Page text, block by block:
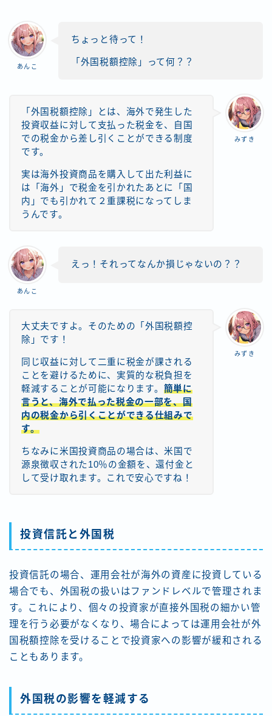
あんこ
ちょっと待って！
「外国税額控除」って何？？
みずき
「外国税額控除」とは、海外で発生した
投資収益に対して支払った税金を、自国
での税金から差し引くことができる制度
です。
実は海外投資商品を購入して出た利益に
は「海外」で税金を引かれたあとに「国
内」でも引かれて２重課税になってしま
うんです。
あんこ
えっ！それってなんか損じゃないの？？
みずき
大丈夫ですよ。そのための「外国税額控
除」です！
同じ収益に対して二重に税金が課される
ことを避けるために、実質的な税負担を
軽減することが可能になります。 簡単に
言うと、海外で払った税金の一部を、国
内の税金から引くことができる仕組みで
す。
ちなみに米国投資商品の場合は、米国で
源泉徴収された10％の金額を、還付金と
して受け取れます。これで安心ですね！
投資信託と外国税
投資信託の場合、運用会社が海外の資産に投資している
場合でも、外国税の扱いはファンドレベルで管理されま
す。これにより、個々の投資家が直接外国税の細かい管
理を行う必要がなくなり、場合によっては運用会社が外
国税額控除を受けることで投資家への影響が緩和される
こともあります。
外国税の影響を軽減する